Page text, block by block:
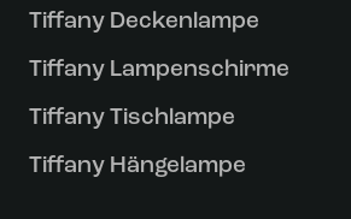
Tiffany Deckenlampe
Tiffany Lampenschirme
Tiffany Tischlampe
Tiffany Hängelampe